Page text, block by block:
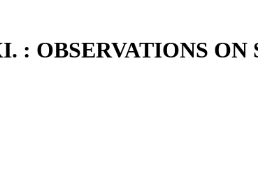
: OBSERVATIONS ON